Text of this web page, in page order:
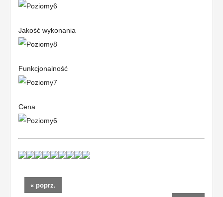
Jakość wykonania
Funkcjonalność
Cena
« poprz.